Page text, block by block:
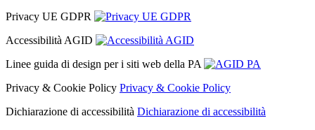
Privacy UE GDPR
Accessibilità AGID
Linee guida di design per i siti web della PA
Privacy & Cookie Policy Privacy & Cookie Policy
Dichiarazione di accessibilità Dichiarazione di accessibilità